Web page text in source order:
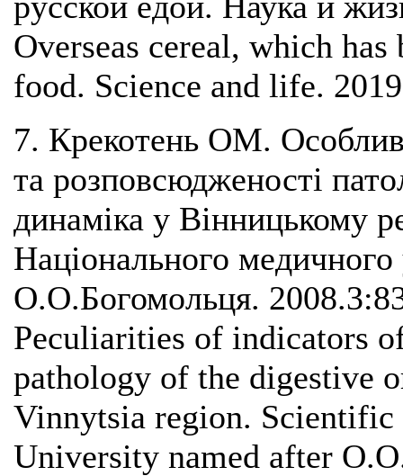
Overseas cereal, which
food. Science and life.
7. Крекотень ОМ.
та розповсюдженості
динаміка у Вінницькому
Національного медичного
О.О.Богомольця.
Peculiarities of indicators
pathology of the digestive
Vinnytsia region.
University named after